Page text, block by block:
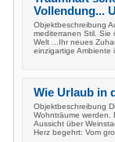
Vollendung...
Objektbeschreibung
mediterranen Stil. Sie
Welt ...Ihr neues
einzigartige Ambiente
Wie Urlaub in
Objektbeschreibung
Wohnträume werden.
Aussicht über
Herz begehrt: Vom